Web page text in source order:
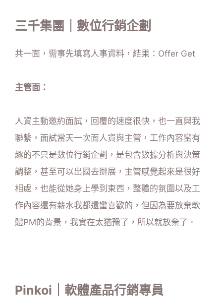
三千集團｜數位行銷企劃
共一面，需事先填寫人事資料，結果：Offer Get
主管面：
人資主動邀約面試，回覆的速度很快，也一直與我
聯繫，面試當天一次面人資與主管，工作內容蠻有
趣的不只是數位行銷企劃，是包含數據分析與決策
調整，甚至可以出國去辦展，主管感覺起來是很好
相處，也能從她身上學到東西，整體的氛圍以及工
作內容還有薪水我都還蠻喜歡的，但因為要放棄軟
體PM的背景，我實在太猶豫了，所以就放棄了。
Pinkoi｜軟體產品行銷專員